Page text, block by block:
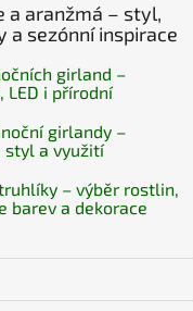
a aranžmá – styl,
a sezónní inspirace
girland –
LED i přírodní
girlandy –
styl a využití
– výběr rostlin,
barev a dekorace